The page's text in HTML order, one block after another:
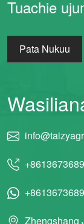
Tuachie
Pata Nukuu
Zhengshang